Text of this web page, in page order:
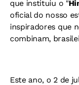
que instituiu o "
oficial do nosso
inspiradores que
combinam,
Este ano, o 2 de